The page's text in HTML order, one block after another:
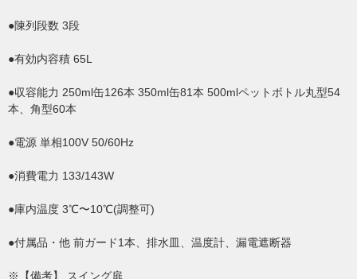
●陳列段数 3段
●有効内容積 65L
●収容能力 250ml缶126本 350ml缶81本 500mlペットボトル丸型54
本、角型60本
●電源 単相100V 50/60Hz
●消費電力 133/143W
●庫内温度 3℃〜10℃(調整可)
●付属品・他 前ガード1本、排水皿、温度計、漏電遮断器
※【備考】 スイング扉